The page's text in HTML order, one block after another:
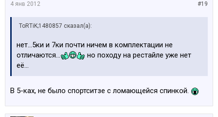
#19
4 янв 2012
ToRTiK;1480857 сказал(а):
нет...5ки и 7ки почти ничем в комплектации не
отличаются...
но походу на рестайле уже нет
её...
В 5-ках, не было спортситзе с ломающейся спинкой.